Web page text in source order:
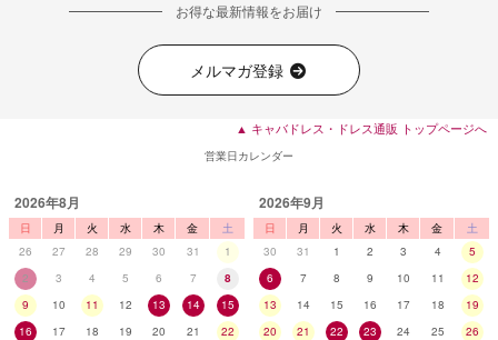
お得な最新情報をお届け
メルマガ登録
▲ キャバドレス・ドレス通販 トップページへ
営業日カレンダー
2026年8月
日 月 火 水 木 金
土
26
27 28 29 30 31
1
2
3 4 5 6 7
8
9
10 11 12 13 14
15
16
17 18 19 20 21
22
2026年9月
日 月 火 水 木 金
土
30
31 1 2 3 4
5
6
7 8 9 10 11
12
13
14 15 16 17 18
19
20
21 22 23 24 25
26